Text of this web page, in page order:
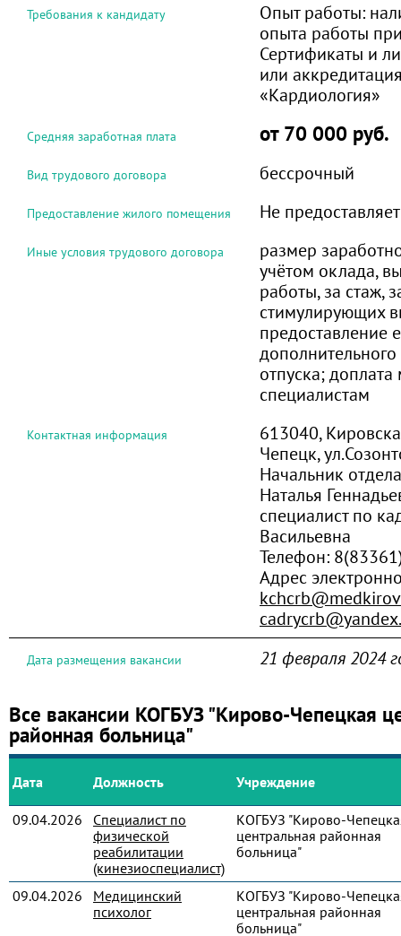
Требования к кандидату Опыт работы:
опыта работы
Сертификаты и
или
«Кардиология»
Средняя заработная плата от 70 000 руб.
Вид трудового договора бессрочный
Предоставление жилого помещения Не
Иные условия трудового договора
размер
учётом оклада,
работы, за стаж,
стимулирующих
предоставление
отпуска;
специалистам
Контактная информация
613040,
Чепецк,
Начальник
Наталья
специалист по
Васильевна
Телефон:
Адрес
Дата размещения вакансии 21 февраля 2024
Все вакансии КОГБУЗ "Кирово-Чепецкая
районная больница"
Дата Должность Учреждение
09.04.2026
Специалист по
физической
реабилитации
(кинезиоспециалист)
КОГБУЗ "Кирово-
центральная районная
больница"
09.04.2026
Медицинский
психолог
КОГБУЗ "Кирово-
центральная районная
больница"